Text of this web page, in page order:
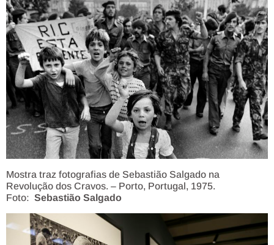
Mostra traz fotografias de Sebastião Salgado na
Revolução dos Cravos. – Porto, Portugal, 1975.
Foto: Sebastião Salgado